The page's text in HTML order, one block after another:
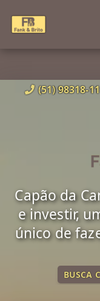
(51) 98318-
Capão da
e investir,
único de
BUSCA